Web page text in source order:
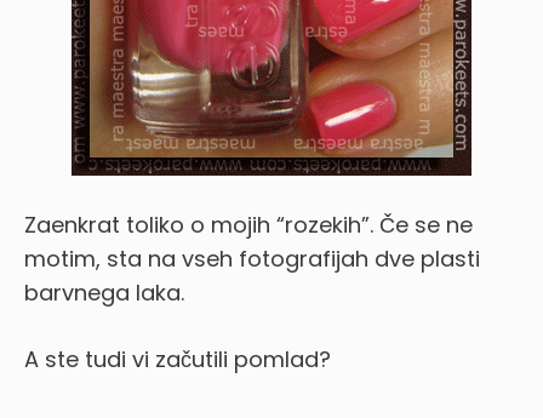
Zaenkrat toliko o mojih “rozekih”. Če se ne
motim, sta na vseh fotografijah dve plasti
barvnega laka.
A ste tudi vi začutili pomlad?